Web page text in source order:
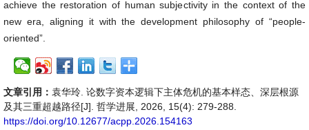
achieve the restoration of human subjectivity in the context of the
new era, aligning it with the development philosophy of “people-
oriented”.
文章引用： 袁华玲. 论数字资本逻辑下主体危机的基本样态、深层根源
及其三重超越路径[J]. 哲学进展, 2026, 15(4): 279-288.
https://doi.org/10.12677/acpp.2026.154163